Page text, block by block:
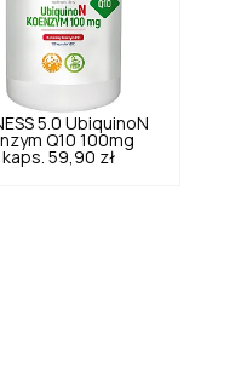
5.0 UbiquinoN
Q10 100mg
59,90 zł